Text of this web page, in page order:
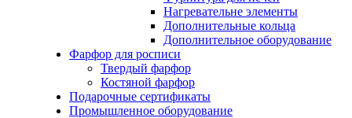
Нагревательне элементы
Дополнительные кольца
Дополнительное оборудование
Фарфор для росписи
Твердый фарфор
Костяной фарфор
Подарочные сертификаты
Промышленное оборудование